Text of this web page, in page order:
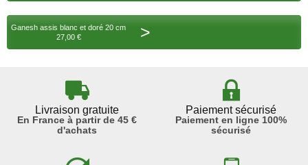
Ganesh assis blanc et doré 20 cm
27,00 €
>
Livraison gratuite
En France à partir de 45 €
d'achats
Paiement sécurisé
Paiement en ligne 100%
sécurisé